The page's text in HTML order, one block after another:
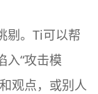
剔。Ti可以帮
入“攻击模
观点，或别人